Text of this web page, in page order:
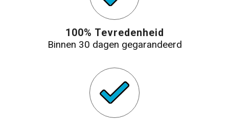
100% Tevredenheid
Binnen 30 dagen gegarandeerd